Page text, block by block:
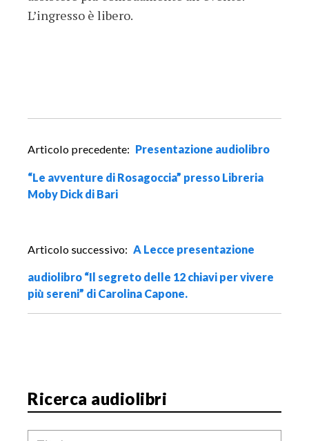
L’ingresso è libero.
a
v
i
i
e
o
Articolo precedente: Presentazione audiolibro
“Le avventure di Rosagoccia” presso Libreria
Moby Dick di Bari
Articolo successivo: A Lecce presentazione
audiolibro “Il segreto delle 12 chiavi per vivere
più sereni” di Carolina Capone.
Ricerca audiolibri